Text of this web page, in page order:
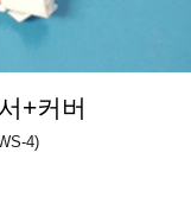
+커버
4)